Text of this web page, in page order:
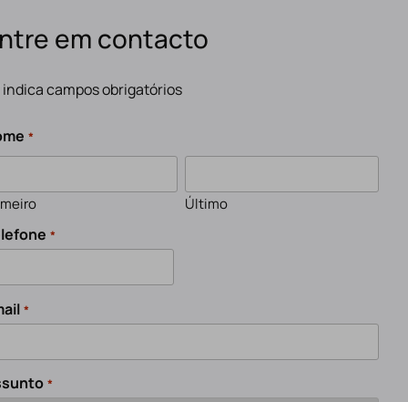
em contacto
indica campos obrigatórios
*
Último
*
*
*